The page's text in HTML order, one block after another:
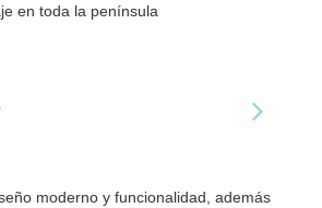
en toda la península
moderno y funcionalidad, además